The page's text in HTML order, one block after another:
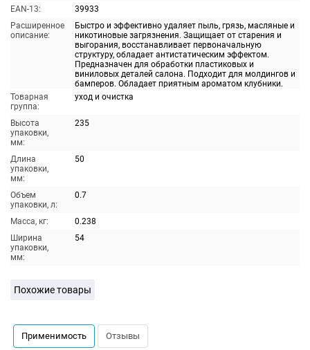
EAN-13:
39933
Расширенное
описание:
Быстро и эффективно удаляет пыль, грязь, масляные и
никотиновые загрязнения. Защищает от старения и
выгорания, восстанавливает первоначальную
структуру, обладает антистатическим эффектом.
Предназначен для обработки пластиковых и
виниловых деталей салона. Подходит для молдингов и
бамперов. Обладает приятным ароматом клубники.
Товарная
группа:
уход и очистка
Высота
упаковки,
мм:
235
Длина
упаковки,
мм:
50
Объем
упаковки, л:
0.7
Масса, кг:
0.238
Ширина
упаковки,
мм:
54
Похожие товары
Применимость Отзывы